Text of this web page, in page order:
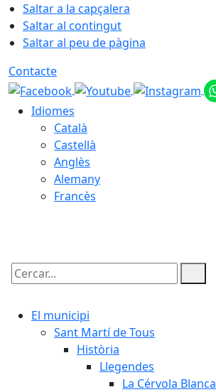
Saltar a la capçalera
Saltar al contingut
Saltar al peu de pàgina
Contacte
Idiomes
Català
Castellà
Anglès
Alemany
Francès
Cercar:
El municipi
Sant Martí de Tous
Història
Llegendes
La Cérvola Blanca